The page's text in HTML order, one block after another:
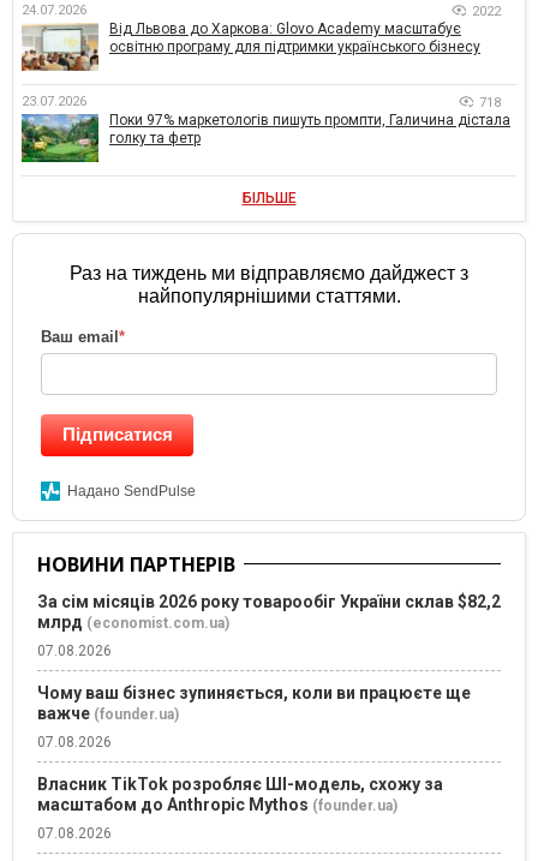
24.07.2026 2022
Від Львова до Харкова: Glovo Academy масштабує
освітню програму для підтримки українського бізнесу
23.07.2026 718
Поки 97% маркетологів пишуть промпти, Галичина дістала
голку та фетр
БІЛЬШЕ
Раз на тиждень ми відправляємо дайджест з
найпопулярнішими статтями.
Ваш email *
Підписатися
Надано SendPulse
НОВИНИ ПАРТНЕРІВ
За сім місяців 2026 року товарообіг України склав $82,2
млрд (economist.com.ua)
07.08.2026
Чому ваш бізнес зупиняється, коли ви працюєте ще
важче (founder.ua)
07.08.2026
Власник TikTok розробляє ШІ-модель, схожу за
масштабом до Anthropic Mythos (founder.ua)
07.08.2026